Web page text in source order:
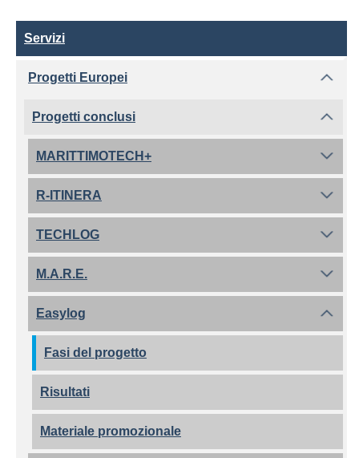
Servizi
Servizi
Progetti Europei
Progetti conclusi
MARITTIMOTECH+
R-ITINERA
TECHLOG
M.A.R.E.
Easylog
Fasi del progetto
Risultati
Materiale promozionale